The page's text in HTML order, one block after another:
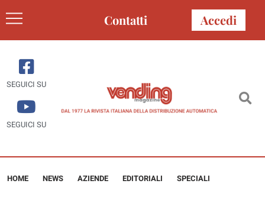
Contatti Accedi
SEGUICI SU
SEGUICI SU
HOME NEWS AZIENDE EDITORIALI SPECIALI